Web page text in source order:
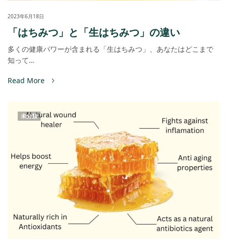
2023年6月18日
「はちみつ」と「生はちみつ」の違い
多くの健康パワーが含まれる「生はちみつ」、あなたはどこまで
知って…
Read More
未分類